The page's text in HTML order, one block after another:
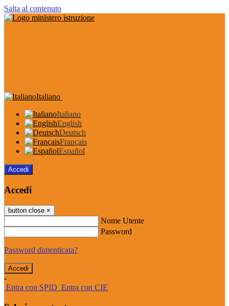
Salta al contenuto
Italiano
Italiano
English
Deutsch
Français
Español
Accedi
Accedi
button close ×
Nome Utente
Password
Password dimenticata?
-
Entra con SPID Entra con CIE